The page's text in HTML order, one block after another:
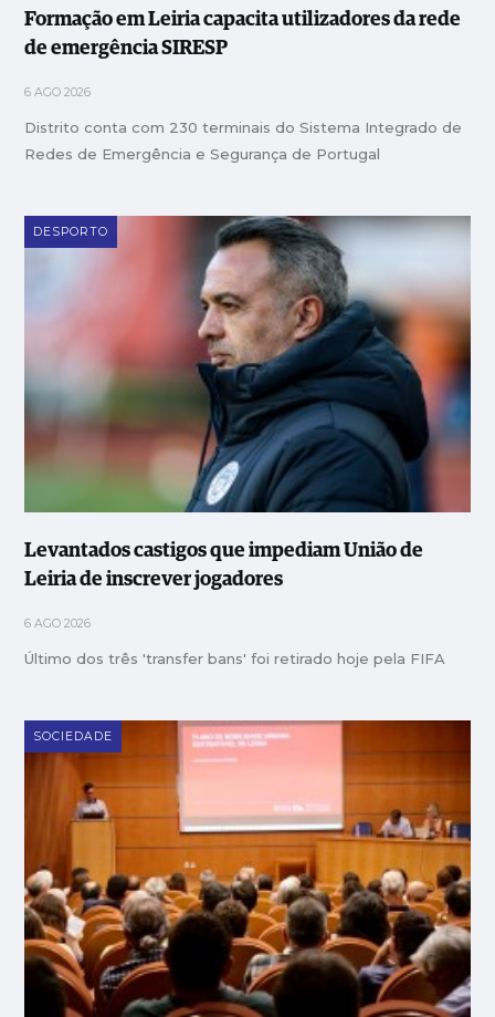
Formação em Leiria capacita utilizadores da rede
de emergência SIRESP
6 AGO 2026
Distrito conta com 230 terminais do Sistema Integrado de
Redes de Emergência e Segurança de Portugal
DESPORTO
Levantados castigos que impediam União de
Leiria de inscrever jogadores
6 AGO 2026
Último dos três 'transfer bans' foi retirado hoje pela FIFA
SOCIEDADE